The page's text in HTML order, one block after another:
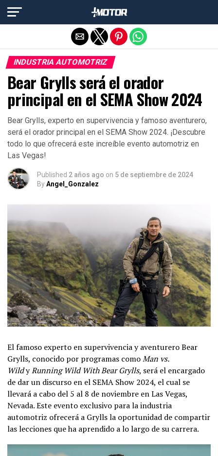
INDUSTRIA AUTOMOTRIZ
Bear Grylls será el orador
principal en el SEMA Show 2024
Bear Grylls, experto en supervivencia y famoso aventurero,
será el orador principal en el SEMA Show 2024. ¡Descubre
todo lo que ofrecerá este increíble evento automotriz en
Las Vegas!
Published 2 años ago on 5 de septiembre de 2024
ByAngel_Gonzalez
El famoso experto en supervivencia y aventurero Bear
Grylls, conocido por programas comoMan vs.
WildyRunning Wild With Bear Grylls, será el encargado
de dar un discurso en el SEMA Show 2024, el cual se
llevará a cabo del 5 al 8 de noviembre en Las Vegas,
Nevada. Este evento exclusivo para la industria
automotriz ofrecerá a Grylls la oportunidad de compartir
las lecciones que ha aprendido a lo largo de su carrera.
Salir de la versión móvil